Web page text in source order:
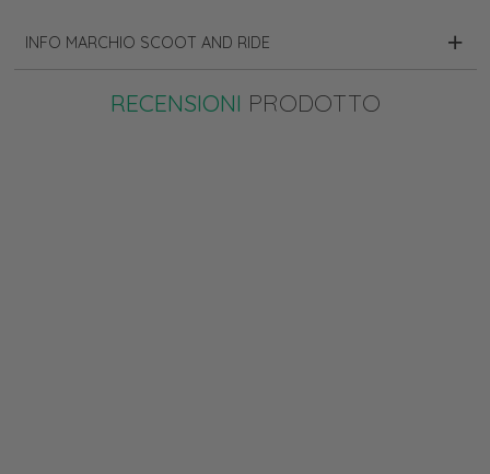
INFO MARCHIO SCOOT AND RIDE
RECENSIONI PRODOTTO